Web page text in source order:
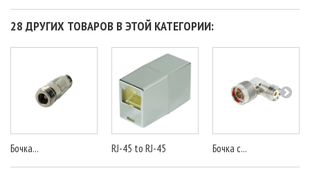
28 ДРУГИХ ТОВАРОВ В ЭТОЙ КАТЕГОРИИ:
Бочка... RJ-45 to RJ-45 Бочка с...